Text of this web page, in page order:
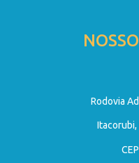
Rodovia
Itacorubi,